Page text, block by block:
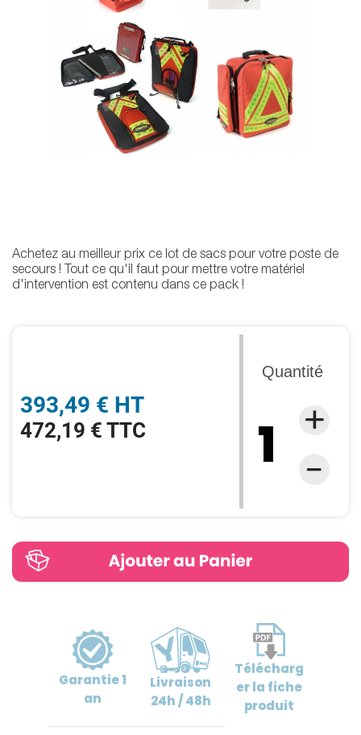
393,49 € HT
472,19 € TTC
Quantité
Achetez au meilleur prix ce lot de sacs pour votre poste de
secours ! Tout ce qu'il faut pour mettre votre matériel
d'intervention est contenu dans ce pack !
Garantie1
an
Livraison
24h / 48h
Télécharg
erla fiche
produit